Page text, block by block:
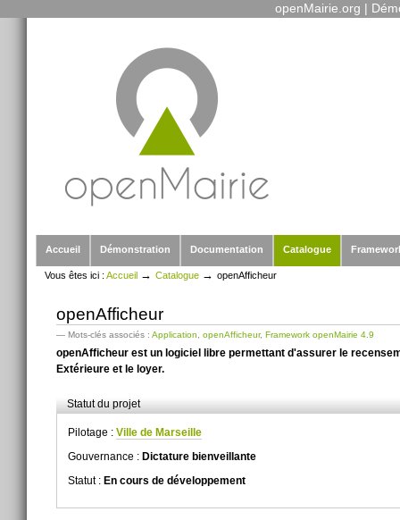
openMairie.org |
Accueil
Démonstration Documentation Catalogue
Vous êtes ici : Accueil → Catalogue → openAfficheur
openAfficheur
— Mots-clés associés :Application,openAfficheur, Framework openMairie 4.9
openAfficheur est un logiciel libre permettant d'assurer le
Extérieure et le loyer.
Statut du projet
Pilotage :Ville de Marseille
Gouvernance :Dictature bienveillante
Statut : En cours de développement